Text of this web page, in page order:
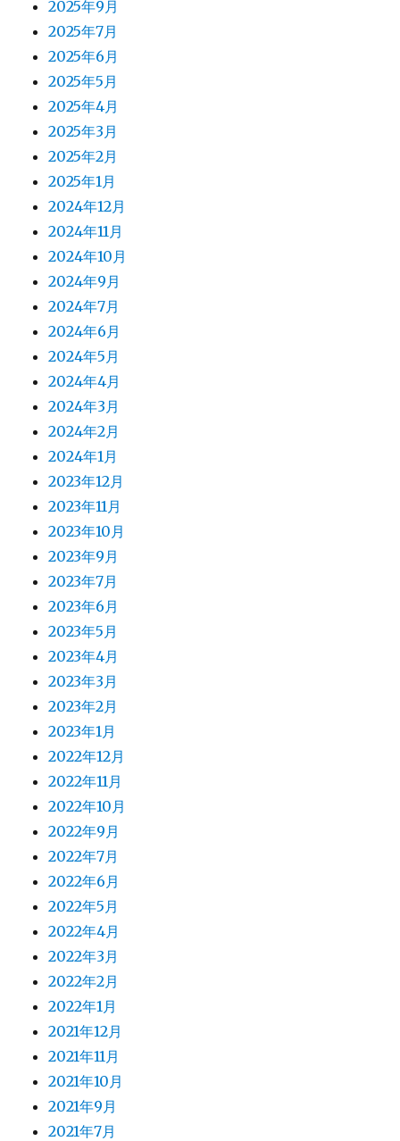
2025年9月
2025年7月
2025年6月
2025年5月
2025年4月
2025年3月
2025年2月
2025年1月
2024年12月
2024年11月
2024年10月
2024年9月
2024年7月
2024年6月
2024年5月
2024年4月
2024年3月
2024年2月
2024年1月
2023年12月
2023年11月
2023年10月
2023年9月
2023年7月
2023年6月
2023年5月
2023年4月
2023年3月
2023年2月
2023年1月
2022年12月
2022年11月
2022年10月
2022年9月
2022年7月
2022年6月
2022年5月
2022年4月
2022年3月
2022年2月
2022年1月
2021年12月
2021年11月
2021年10月
2021年9月
2021年7月